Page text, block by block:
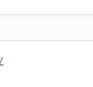
le